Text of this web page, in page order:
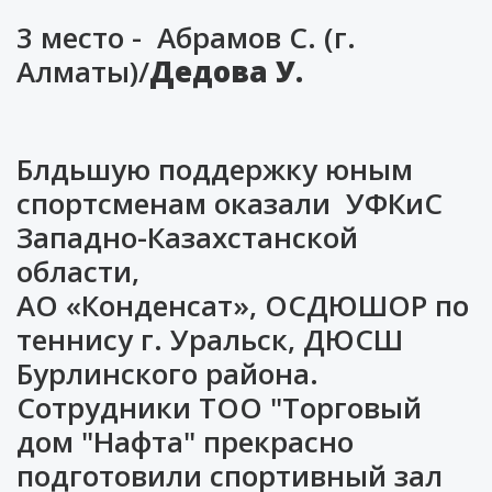
3 место - Абрамов С. (г.
Алматы)/Дедова У.
Блдьшую поддержку юным
спортсменам оказали УФКиС
Западно-Казахстанской
области,
АО «Конденсат», ОСДЮШОР по
теннису г. Уральск, ДЮСШ
Бурлинского района.
Сотрудники ТОО "Торговый
дом "Нафта" прекрасно
подготовили спортивный зал